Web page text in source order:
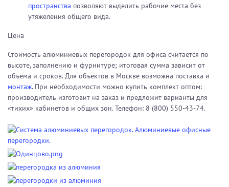
пространства позволяют выделить рабочие места без
утяжеления общего вида.
Цена
Стоимость алюминиевых перегородок для офиса считается по
высоте, заполнению и фурнитуре; итоговая сумма зависит от
объёма и сроков. Для объектов в Москве возможна поставка и
монтаж. При необходимости можно купить комплект оптом:
производитель изготовит на заказ и предложит варианты для
«тихих» кабинетов и общих зон. Телефон: 8 (800) 550-43-74.